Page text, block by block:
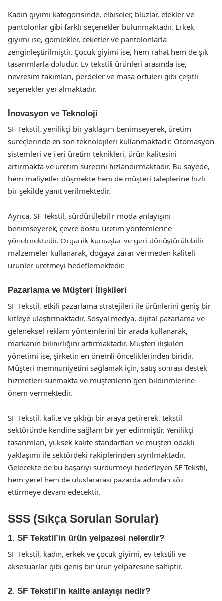
Kadın giyimi kategorisinde, elbiseler, bluzlar, etekler ve
pantolonlar gibi farklı seçenekler bulunmaktadır. Erkek
giyimi ise, gömlekler, ceketler ve pantolonlarla
zenginleştirilmiştir. Çocuk giyimi ise, hem rahat hem de şık
tasarımlarla doludur. Ev tekstili ürünleri arasında ise,
nevresim takımları, perdeler ve masa örtüleri gibi çeşitli
seçenekler yer almaktadır.
İnovasyon ve Teknoloji
SF Tekstil, yenilikçi bir yaklaşım benimseyerek, üretim
süreçlerinde en son teknolojileri kullanmaktadır. Otomasyon
sistemleri ve ileri üretim teknikleri, ürün kalitesini
artırmakta ve üretim sürecini hızlandırmaktadır. Bu sayede,
hem maliyetler düşmekte hem de müşteri taleplerine hızlı
bir şekilde yanıt verilmektedir.
Ayrıca, SF Tekstil, sürdürülebilir moda anlayışını
benimseyerek, çevre dostu üretim yöntemlerine
yönelmektedir. Organik kumaşlar ve geri dönüştürülebilir
malzemeler kullanarak, doğaya zarar vermeden kaliteli
ürünler üretmeyi hedeflemektedir.
Pazarlama ve Müşteri İlişkileri
SF Tekstil, etkili pazarlama stratejileri ile ürünlerini geniş bir
kitleye ulaştırmaktadır. Sosyal medya, dijital pazarlama ve
geleneksel reklam yöntemlerini bir arada kullanarak,
markanın bilinirliğini artırmaktadır. Müşteri ilişkileri
yönetimi ise, şirketin en önemli önceliklerinden biridir.
Müşteri memnuniyetini sağlamak için, satış sonrası destek
hizmetleri sunmakta ve müşterilerin geri bildirimlerine
önem vermektedir.
SF Tekstil, kalite ve şıklığı bir araya getirerek, tekstil
sektöründe kendine sağlam bir yer edinmiştir. Yenilikçi
tasarımları, yüksek kalite standartları ve müşteri odaklı
yaklaşımı ile sektördeki rakiplerinden sıyrılmaktadır.
Gelecekte de bu başarıyı sürdürmeyi hedefleyen SF Tekstil,
hem yerel hem de uluslararası pazarda adından söz
ettirmeye devam edecektir.
SSS (Sıkça Sorulan Sorular)
1. SF Tekstil’in ürün yelpazesi nelerdir?
SF Tekstil, kadın, erkek ve çocuk giyimi, ev tekstili ve
aksesuarlar gibi geniş bir ürün yelpazesine sahiptir.
2. SF Tekstil’in kalite anlayışı nedir?